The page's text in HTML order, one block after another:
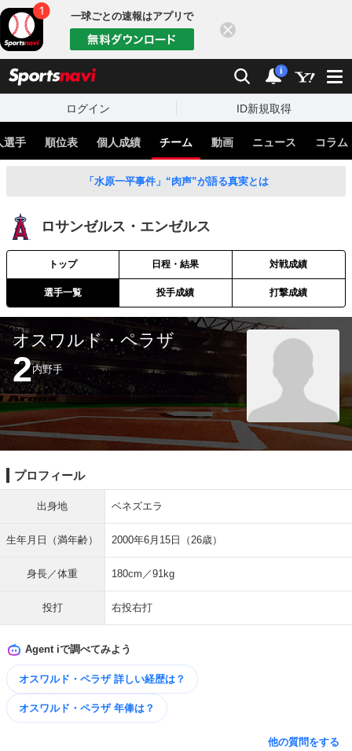
一球ごとの速報はアプリで
検索 通知
i
ログイン ID新規取得
選手 順位表 個人成績 チーム 動画 ニュース コラム
「水原一平事件」“肉声”が語る真実とは
ロサンゼルス・エンゼルス
トップ 日程・結果 対戦成績
選手一覧 投手成績 打撃成績
オスワルド・ペラザ
2内野手
プロフィール
出身地 ベネズエラ
生年月日（満年齢） 2000年6月15日（26歳）
身長／体重 180cm／91kg
投打 右投右打
Agent iで調べてみよう
オスワルド・ペラザ 詳しい​経歴は？
オスワルド・ペラザ 年俸は？
他の質問をする